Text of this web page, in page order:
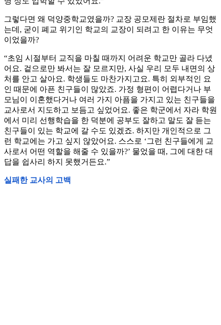
그렇다면 왜 덕양중학교였을까? 교장 공모제란 절차로 부임했
는데, 굳이 폐교 위기인 학교의 교장이 되려고 한 이유는 무엇
이었을까?
“초임 시절부터 교직을 마칠 때까지 어려운 학교만 골라 다녔
어요. 겉으로만 봐서는 잘 모르지만, 사실 우리 모두 내면의 상
처를 안고 살아요. 학생들도 마찬가지고요. 특히 외부적인 요
인 때문에 아픈 친구들이 많았죠. 가정 형편이 어렵다거나 부
모님이 이혼했다거나 여러 가지 아픔을 가지고 있는 친구들을
교사로서 지도하고 보듬고 싶었어요. 좋은 학군에서 자라 학원
에서 미리 선행학습을 한 덕분에 공부도 잘하고 말도 잘 듣는
친구들이 있는 학교에 갈 수도 있겠죠. 하지만 개인적으로 그
런 학교에는 가고 싶지 않았어요. 스스로 ‘그런 친구들에게 교
사로서 어떤 역할을 해줄 수 있을까?’ 물었을 때, 그에 대한 대
답을 쉽사리 하지 못했거든요.”
실패한 교사의 고백